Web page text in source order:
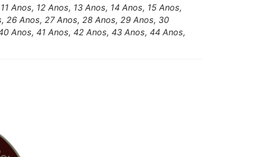
Anos, 12 Anos, 13 Anos, 14 Anos, 15 Anos,
26 Anos, 27 Anos, 28 Anos, 29 Anos, 30
Anos, 41 Anos, 42 Anos, 43 Anos, 44 Anos,